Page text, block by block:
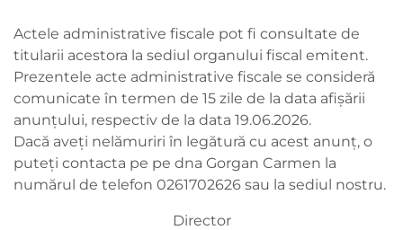
Actele administrative fiscale pot fi consultate de
titularii acestora la sediul organului fiscal emitent.
Prezentele acte administrative fiscale se consideră
comunicate în termen de 15 zile de la data afișării
anunțului, respectiv de la data 19.06.2026.
Dacă aveți nelămuriri în legătură cu acest anunț, o
puteți contacta pe pe dna Gorgan Carmen la
numărul de telefon 0261702626 sau la sediul nostru.
Director